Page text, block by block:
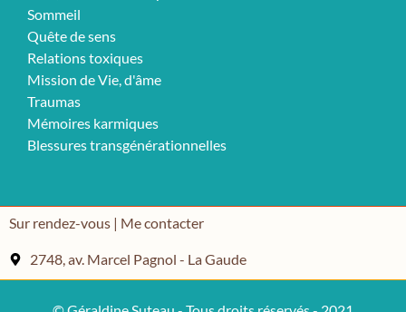
Sommeil
Quête de sens
Relations toxiques
Mission de Vie, d'âme
Traumas
Mémoires karmiques
Blessures transgénérationnelles
Sur rendez-vous | Me contacter
2748, av. Marcel Pagnol - La Gaude